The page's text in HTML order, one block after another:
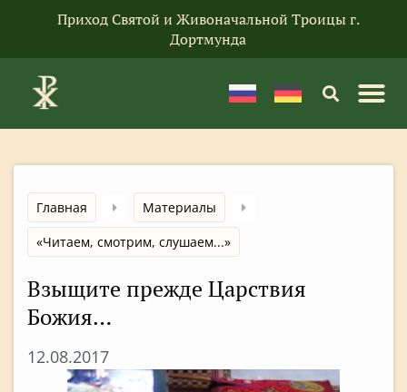
Приход Святой и Живоначальной Троицы г.
Дортмунда
Главная
Материалы
«Читаем, смотрим, слушаем...»
Взыщите прежде Царствия
Божия…
12.08.2017